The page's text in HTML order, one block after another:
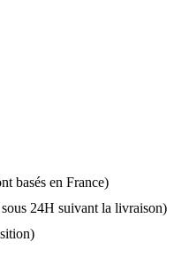
basés en France)
24H suivant la livraison)